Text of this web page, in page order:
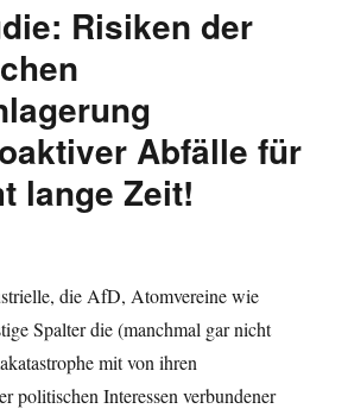
Risiken der
Abfälle für
lange Zeit!
die AfD, Atomvereine wie
Spalter die (manchmal gar nicht
mit von ihren
politischen Interessen verbundener